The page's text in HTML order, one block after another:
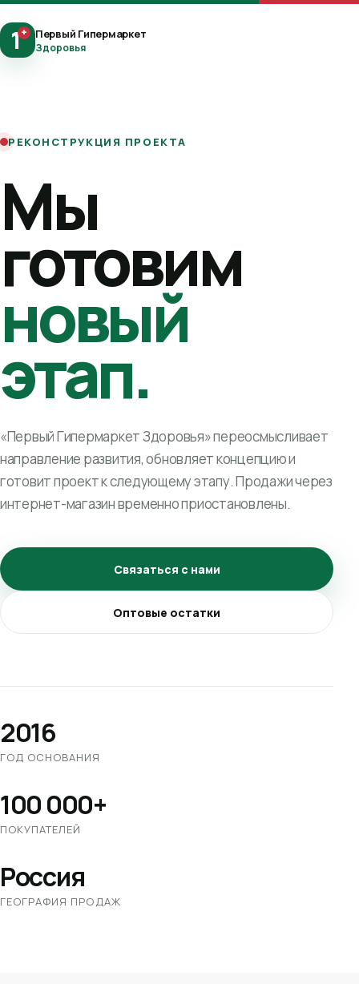
1+ Первый Гипермаркет
Здоровья
РЕКОНСТРУКЦИЯ ПРОЕКТА
Мы
готовим
новый
этап.
«Первый Гипермаркет Здоровья» переосмысливает
направление развития, обновляет концепцию и
готовит проект к следующему этапу. Продажи через
интернет-магазин временно приостановлены.
Связаться с нами
Оптовые остатки
2016
ГОД ОСНОВАНИЯ
100 000+
ПОКУПАТЕЛЕЙ
Россия
ГЕОГРАФИЯ ПРОДАЖ